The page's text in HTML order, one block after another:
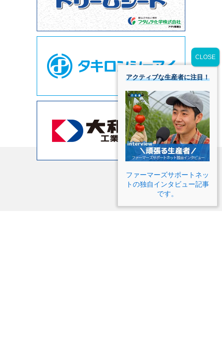
アクティブな生産者に注目！
ファーマーズサポートネッ
トの独自インタビュー記事
です。